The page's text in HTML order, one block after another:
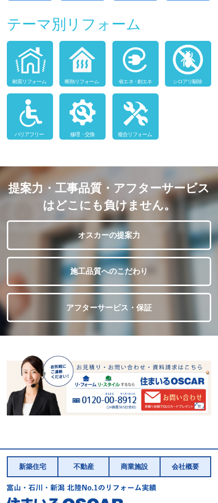
テーマ別リフォーム
提案力・工事品質・アフターサービス
はどこにも負けません。
オスカーの提案力
施工品質へのこだわり
アフターサービス・保証
新築住宅 不動産 商業施設 会社概要